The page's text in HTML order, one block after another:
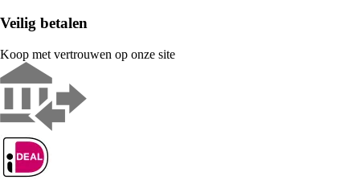
Veilig betalen
Koop met vertrouwen op onze site